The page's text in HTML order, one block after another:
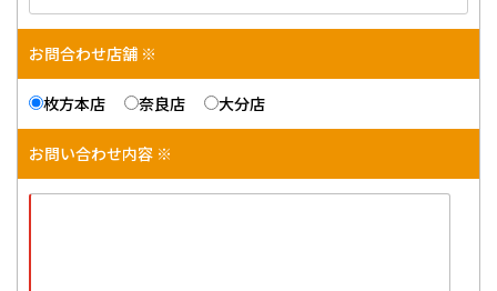
お問合わせ店舗 ※
枚方本店 奈良店 大分店
お問い合わせ内容 ※